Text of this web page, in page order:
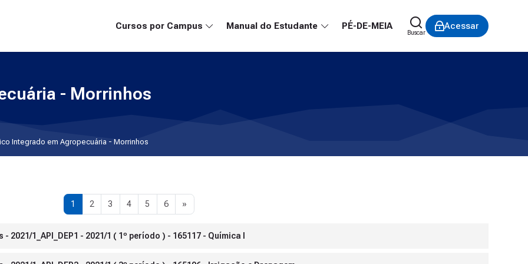
Cursos por Campus
Manual do Estudante PÉ-DE-MEIA
Buscar
Acessar
- Morrinhos
Integrado em Agropecuária - Morrinhos
1 Página 1
2Página 2
3 Página 3
4Página 4
5 Página 5
6Página 6
»
1_API_DEP1 - 2021/1 ( 1º período ) - 165117 - Química I